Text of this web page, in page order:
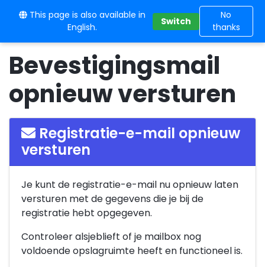
This page is also available in
English.
Switch
No
thanks
10BE
Bevestigingsmail
opnieuw versturen
Registratie-e-mail opnieuw
versturen
Je kunt de registratie-e-mail nu opnieuw laten
versturen met de gegevens die je bij de
registratie hebt opgegeven.
Controleer alsjeblieft of je mailbox nog
voldoende opslagruimte heeft en functioneel is.